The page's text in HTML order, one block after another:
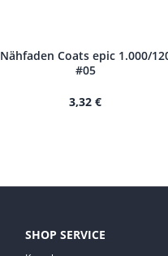
Nähfaden Coats epic 1.000/
#05
3,32 €
SHOP SERVICE